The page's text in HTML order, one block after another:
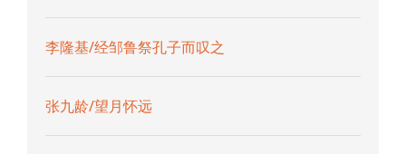
李隆基/经邹鲁祭孔子而叹之
张九龄/望月怀远